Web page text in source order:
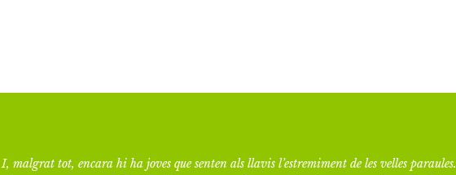
I, malgrat tot, encara hi ha joves que senten als llavis l’estremiment de les velles paraules.